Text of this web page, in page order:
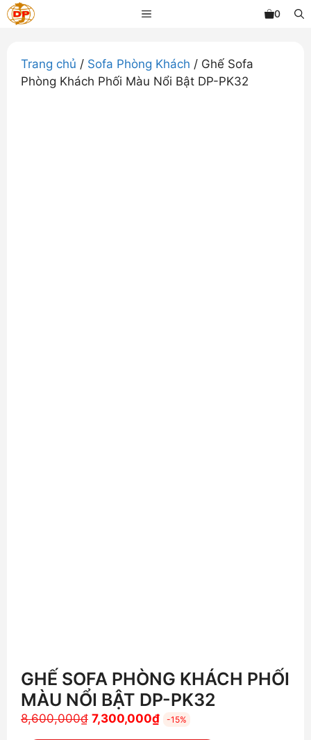
Chuyển
đến
dung
MENU 0
Trang chủ / Sofa Phòng Khách / Ghế Sofa
Phòng Khách Phối Màu Nổi Bật DP-PK32
GHẾ SOFA PHÒNG KHÁCH PHỐI
MÀU NỔI BẬT DP-PK32
8,600,000₫ Giá
7,300,000₫Giá
-15%